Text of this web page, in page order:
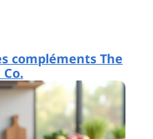
compléments The